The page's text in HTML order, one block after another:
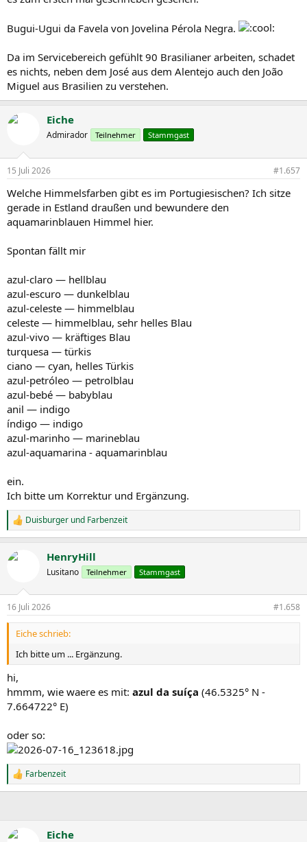
Bugui-Ugui da Favela von Jovelina Pérola Negra.
Da im Servicebereich gefühlt 90 Brasilianer arbeiten, schadet
es nichts, neben dem José aus dem Alentejo auch den João
Miguel aus Brasilien zu verstehen.
Eiche
Admirador Teilnehmer Stammgast
15 Juli 2026 #1.657
Welche Himmelsfarben gibt es im Portugiesischen? Ich sitze
gerade in Estland draußen und bewundere den
aquamarinblauen Himmel hier.
Spontan fällt mir
azul-claro — hellblau
azul-escuro — dunkelblau
azul-celeste — himmelblau
celeste — himmelblau, sehr helles Blau
azul-vivo — kräftiges Blau
turquesa — türkis
ciano — cyan, helles Türkis
azul-petróleo — petrolblau
azul-bebé — babyblau
anil — indigo
índigo — indigo
azul-marinho — marineblau
azul-aquamarina - aquamarinblau
ein.
Ich bitte um Korrektur und Ergänzung.
R
e
k
e
n
Duisburger und Farbenzeit
HenryHill
Lusitano Teilnehmer Stammgast
16 Juli 2026 #1.658
Eiche schrieb:
Ich bitte um ... Ergänzung.
hi,
hmmm, wie waere es mit: azul da suíça (46.5325° N -
7.664722° E)
oder so:
R
e
i
Farbenzeit
Eiche